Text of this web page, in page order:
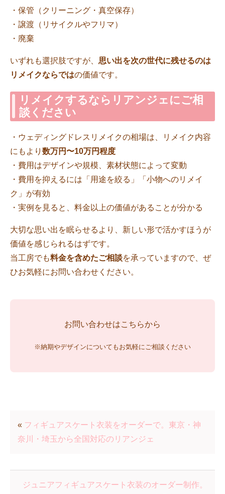
・保管（クリーニング・真空保存）
・譲渡（リサイクルやフリマ）
・廃棄
いずれも選択肢ですが、 思い出を次の世代に残せるのは
リメイクならではの価値です。
リメイクするならリアンジェにご相
談ください
・ウェディングドレスリメイクの相場は、リメイク内容
にもより 数万円〜10万円程度
・費用はデザインや規模、素材状態によって変動
・費用を抑えるには「用途を絞る」「小物へのリメイ
ク」が有効
・実例を見ると、料金以上の価値があることが分かる
大切な思い出を眠らせるより、新しい形で活かすほうが
価値を感じられるはずです。
当工房でも料金を含めたご相談を承っていますので、ぜ
ひお気軽にお問い合わせください。
お問い合わせはこちらから
※納期やデザインについてもお気軽にご相談ください
« フィギュアスケート衣装をオーダーで。東京・神
奈川・埼玉から全国対応のリアンジェ
ジュニアフィギュアスケート衣装のオーダー制作。